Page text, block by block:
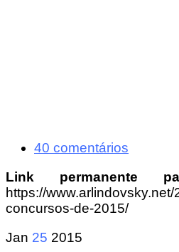
40 comentários
Link permanente
https://
concursos-de-2015/
Jan 25 2015